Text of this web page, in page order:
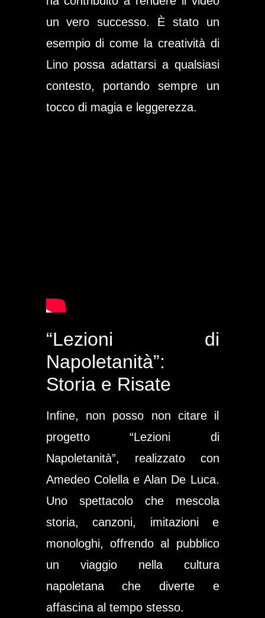
un vero successo. È stato un
esempio di come la creatività di
Lino possa adattarsi a qualsiasi
contesto, portando sempre un
tocco di magia e leggerezza.
“Lezioni di
Napoletanità”:
Storia e Risate
Infine, non posso non citare il
progetto “Lezioni di
Napoletanità”, realizzato con
Amedeo Colellae Alan De Luca.
Uno spettacolo che mescola
storia, canzoni, imitazioni e
monologhi, offrendo al pubblico
un viaggio nella cultura
napoletana che diverte e
affascina al tempo stesso.